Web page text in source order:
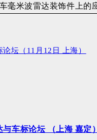
坛（11月12日 上海）
车标论坛 （上海 嘉定）